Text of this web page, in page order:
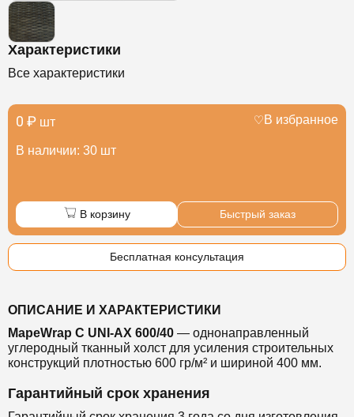
Характеристики
Все характеристики
0 ₽ шт
В наличии: 30 шт
В избранное
В корзину Быстрый заказ
Бесплатная консультация
ОПИСАНИЕ И ХАРАКТЕРИСТИКИ
MapeWrap C UNI-AX 600/40 — однонаправленный
углеродный тканный холст для усиления строительных
конструкций плотностью 600 гр/м² и шириной 400 мм.
Гарантийный срок хранения